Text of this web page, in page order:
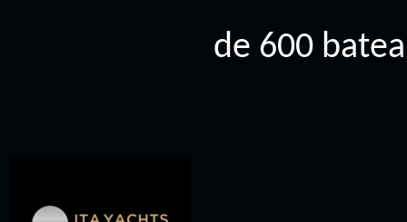
de 600